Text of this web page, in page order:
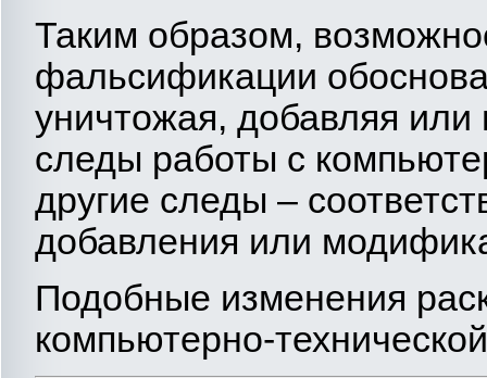
Таким образом,
фальсификации
уничтожая, добавляя
следы работы с
другие следы –
добавления или
Подобные изменения
компьютерно-